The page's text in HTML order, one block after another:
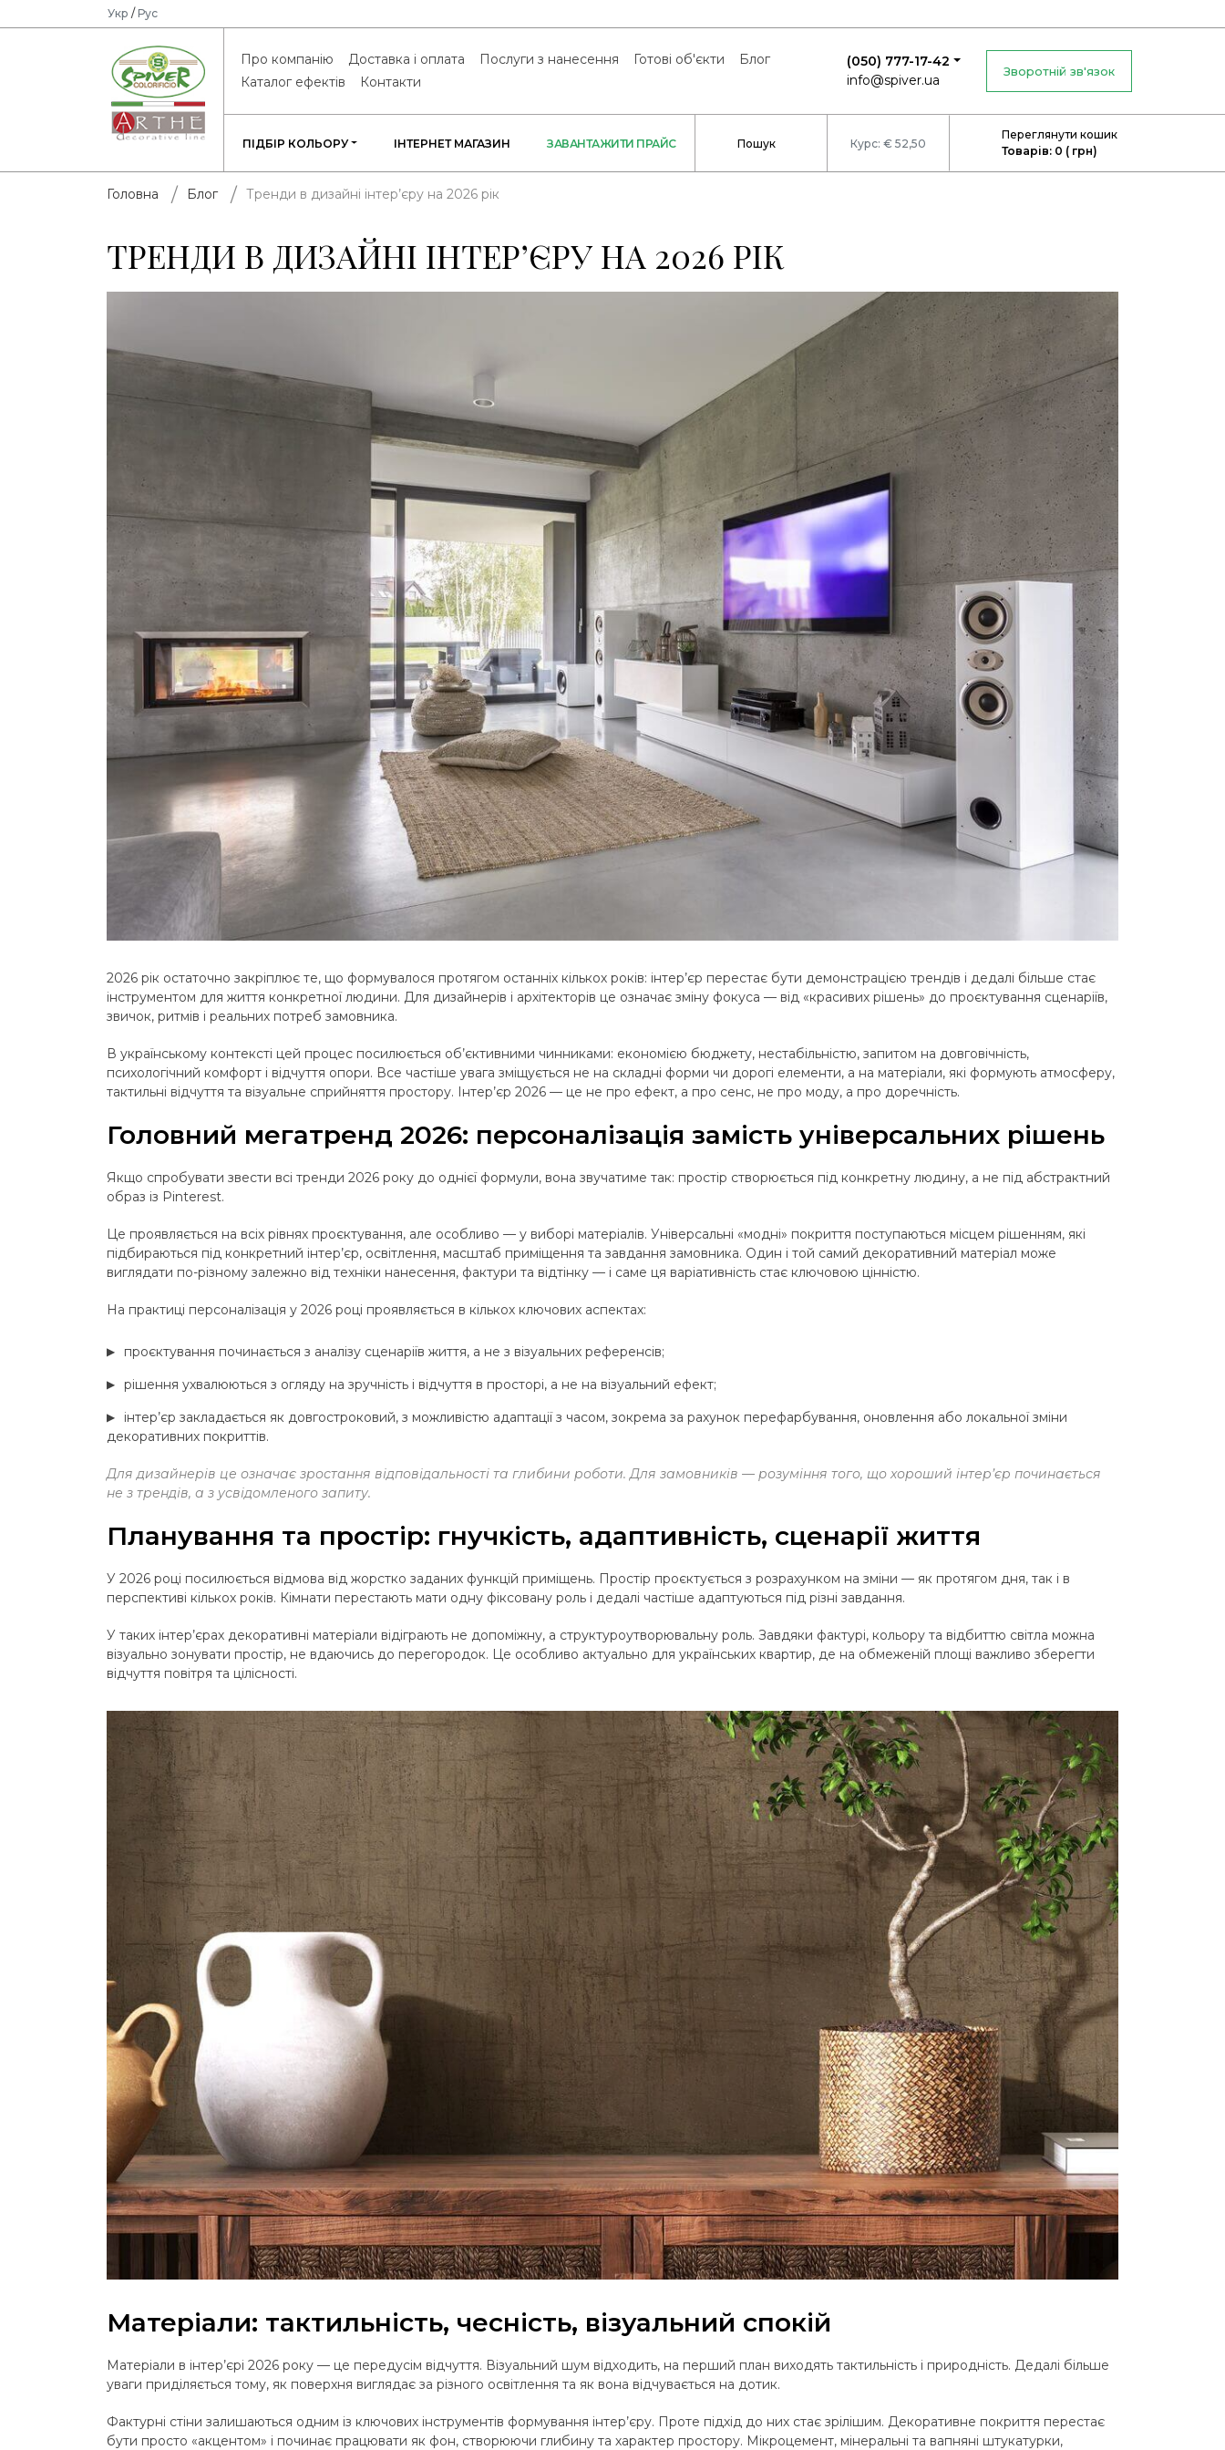
Укр / Рус
Про компанію Доставка і оплата Послуги з нанесення Готові об'єкти
Блог
Каталог ефектів
Контакти
(050) 777-17-42
info@spiver.ua
Зворотній зв'язок
ПІДБІР КОЛЬОРУ ІНТЕРНЕТ МАГАЗИН ЗАВАНТАЖИТИ ПРАЙС Курс: € 52,50
Переглянути кошик
Товарів: 0 ( грн)
Головна Блог Тренди в дизайні інтер’єру на 2026 рік
ТРЕНДИ В ДИЗАЙНІ ІНТЕР’ЄРУ НА 2026 РІК
2026 рік остаточно закріплює те, що формувалося протягом останніх кількох років: інтер’єр перестає бути демонстрацією трендів і дедалі більше стає
інструментом для життя конкретної людини. Для дизайнерів і архітекторів це означає зміну фокуса — від «красивих рішень» до проєктування сценаріїв,
звичок, ритмів і реальних потреб замовника.
В українському контексті цей процес посилюється об’єктивними чинниками: економією бюджету, нестабільністю, запитом на довговічність,
психологічний комфорт і відчуття опори. Все частіше увага зміщується не на складні форми чи дорогі елементи, а на матеріали, які формують атмосферу,
тактильні відчуття та візуальне сприйняття простору. Інтер’єр 2026 — це не про ефект, а про сенс, не про моду, а про доречність.
Головний мегатренд 2026: персоналізація замість універсальних рішень
Якщо спробувати звести всі тренди 2026 року до однієї формули, вона звучатиме так: простір створюється під конкретну людину, а не під абстрактний
образ із Pinterest.
Це проявляється на всіх рівнях проєктування, але особливо — у виборі матеріалів. Універсальні «модні» покриття поступаються місцем рішенням, які
підбираються під конкретний інтер’єр, освітлення, масштаб приміщення та завдання замовника. Один і той самий декоративний матеріал може
виглядати по-різному залежно від техніки нанесення, фактури та відтінку — і саме ця варіативність стає ключовою цінністю.
На практиці персоналізація у 2026 році проявляється в кількох ключових аспектах:
проєктування починається з аналізу сценаріїв життя, а не з візуальних референсів;
рішення ухвалюються з огляду на зручність і відчуття в просторі, а не на візуальний ефект;
інтер’єр закладається як довгостроковий, з можливістю адаптації з часом, зокрема за рахунок перефарбування, оновлення або локальної зміни
декоративних покриттів.
Для дизайнерів це означає зростання відповідальності та глибини роботи. Для замовників — розуміння того, що хороший інтер’єр починається
не з трендів, а з усвідомленого запиту.
Планування та простір: гнучкість, адаптивність, сценарії життя
У 2026 році посилюється відмова від жорстко заданих функцій приміщень. Простір проєктується з розрахунком на зміни — як протягом дня, так і в
перспективі кількох років. Кімнати перестають мати одну фіксовану роль і дедалі частіше адаптуються під різні завдання.
У таких інтер’єрах декоративні матеріали відіграють не допоміжну, а структуроутворювальну роль. Завдяки фактурі, кольору та відбиттю світла можна
візуально зонувати простір, не вдаючись до перегородок. Це особливо актуально для українських квартир, де на обмеженій площі важливо зберегти
відчуття повітря та цілісності.
Матеріали: тактильність, чесність, візуальний спокій
Матеріали в інтер’єрі 2026 року — це передусім відчуття. Візуальний шум відходить, на перший план виходять тактильність і природність. Дедалі більше
уваги приділяється тому, як поверхня виглядає за різного освітлення та як вона відчувається на дотик.
Фактурні стіни залишаються одним із ключових інструментів формування інтер’єру. Проте підхід до них стає зрілішим. Декоративне покриття перестає
бути просто «акцентом» і починає працювати як фон, створюючи глибину та характер простору. Мікроцемент, мінеральні та вапняні штукатурки,